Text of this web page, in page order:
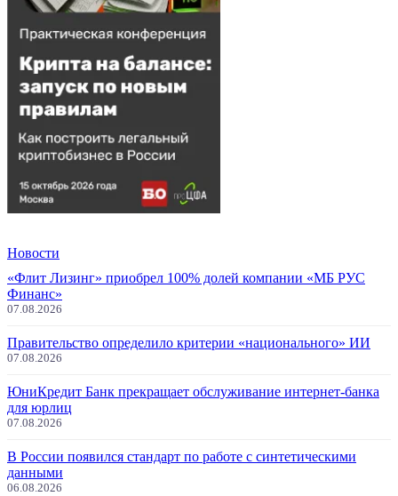
Новости
«Флит Лизинг» приобрел 100% долей компании «МБ РУС
Финанс»
07.08.2026
Правительство определило критерии «национального» ИИ
07.08.2026
ЮниКредит Банк прекращает обслуживание интернет-банка
для юрлиц
07.08.2026
В России появился стандарт по работе с синтетическими
данными
06.08.2026